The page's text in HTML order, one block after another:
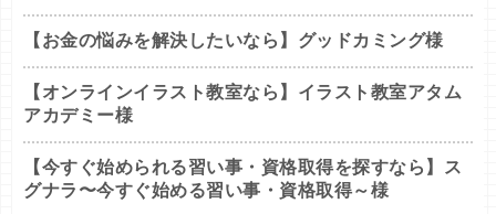
【お金の悩みを解決したいなら】グッドカミング様
【オンラインイラスト教室なら】イラスト教室アタム
アカデミー様
【今すぐ始められる習い事・資格取得を探すなら】ス
グナラ〜今すぐ始める習い事・資格取得～様